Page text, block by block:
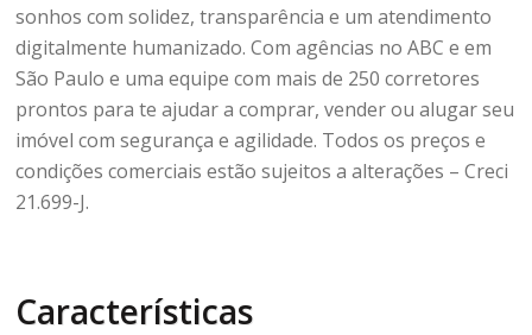
sonhos com solidez, transparência e um atendimento
digitalmente humanizado. Com agências no ABC e em
São Paulo e uma equipe com mais de 250 corretores
prontos para te ajudar a comprar, vender ou alugar seu
imóvel com segurança e agilidade. Todos os preços e
condições comerciais estão sujeitos a alterações – Creci
21.699-J.
Características